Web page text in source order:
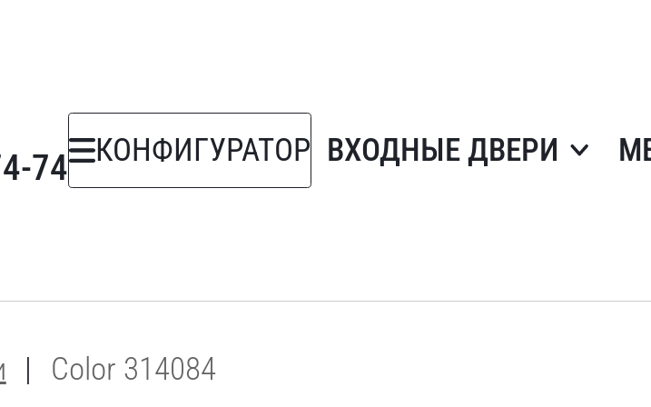
74
КОНФИГУРАТОР ВХОДНЫЕ ДВЕРИ
Color 314084